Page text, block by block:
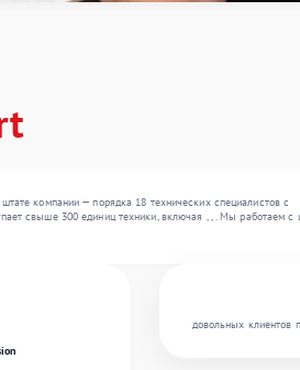
компании — порядка 18 технических специалистов с
свыше 300 единиц техники, включая , , . Мы работаем с
довольных клиентов